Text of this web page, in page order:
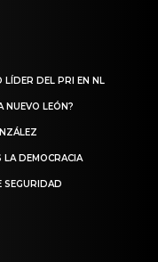
LÍDER DEL PRI EN NL
NUEVO LEÓN?
LA DEMOCRACIA
SEGURIDAD